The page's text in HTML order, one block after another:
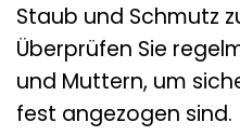
Staub und Schmutz
Überprüfen Sie
und Muttern, um
fest angezogen sind.